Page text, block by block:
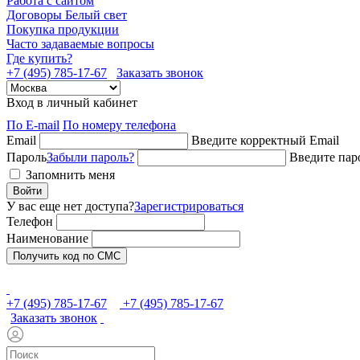
Договоры Белый свет
Покупка продукции
Часто задаваемые вопросы
Где купить?
+7 (495) 785-17-67
Заказать звонок
Вход в личный кабинет
По E-mail По номеру телефона
Email
Введите корректный Email
ПарольЗабыли пароль?
Введите
Запомнить меня
Войти
У вас еще нет доступа?Зарегистрироваться
Телефон
Наименование
Получить код по СМС
+7 (495) 785-17-67
+7 (495) 785-17-67
Заказать звонок